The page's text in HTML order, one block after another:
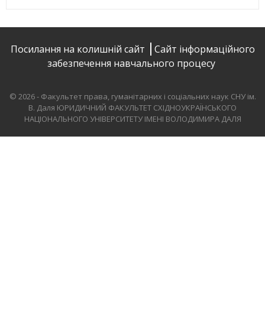
Посилання на колишній сайт
Сайт інформаційного
забезпечення навчального процесу
© 2026 - Факультет права, гуманітарних і соціальних наук СНУ ім.
В. Даля ЮРИДИЧНИЙ ФАКУЛЬТЕТ СХІДНОУКРАЇНСЬКОГО
НАЦІОНАЛЬНОГО УНІВЕРСИТЕТУ ІМЕНІ ВОЛОДИМИРА ДАЛЯ